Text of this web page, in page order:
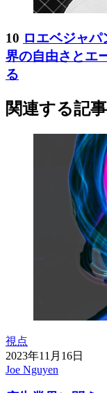
10 ロエベジャ
界の自由さとエ
る
関連する記事
視点
2023年11月16日
Joe Nguyen